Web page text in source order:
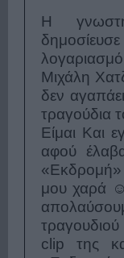
Η
Μιχάλη
δεν
τραγούδια
Είμαι Και
αφού
«Εκδρομή»
μου χαρά ☺️
clip της